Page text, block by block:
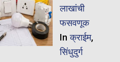
लाखांची
फसवणूक
Inक्राईम,
सिंधुदुर्ग